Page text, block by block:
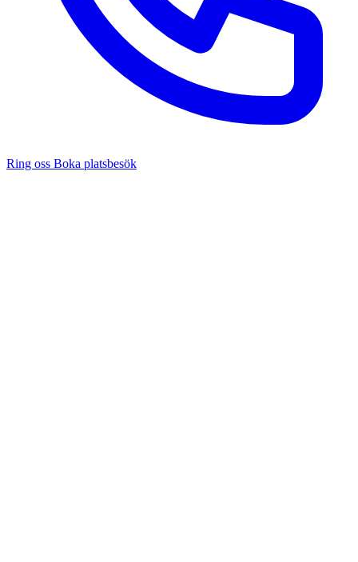
Ring oss Boka platsbesök